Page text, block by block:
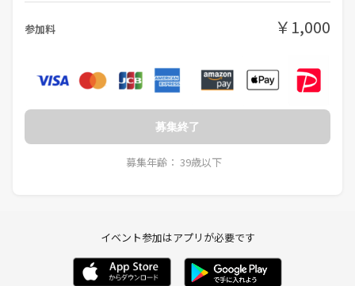
参加料 ￥1,000
募集終了
募集年齢： 39歳以下
イベント参加はアプリが必要です